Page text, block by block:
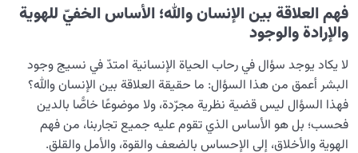
الابتلاء والامتحان في مسيرة الحياة 0/26
الشيطان… العدوّ المبين
الأمراض الخفية للروح 0/15
معرفة الجنة والنار 0/22
فهم العلاقة بين الإنسان والله؛ الأساس الخفيّ للهوية
والإرادة والوجود
لا يكاد يوجد سؤال في رحاب الحياة الإنسانية امتدّ في نسيج وجود
البشر أعمق من هذا السؤال: ما حقيقة العلاقة بين الإنسان والله؟
فهذا السؤال ليس قضیة نظرية مجرّدة، ولا موضوعًا خاصًّا بالدين
فحسب؛ بل هو الأساس الذي تقوم عليه جميع تجاربنا، من فهم
الهوية والأخلاق، إلى الإحساس بالضعف والقوة، والأمل والقلق.